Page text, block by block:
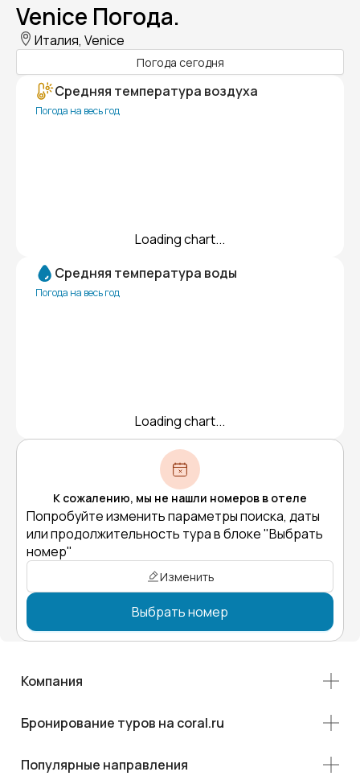
Venice Погода.
Италия, Venice
Погода сегодня
Средняя температура воздуха
Погода на весь год
Loading chart...
Средняя температура воды
Погода на весь год
Loading chart...
К сожалению, мы не нашли номеров в отеле
Попробуйте изменить параметры поиска, даты
или продолжительность тура в блоке "Выбрать
номер"
Изменить
Выбрать номер
Компания
Бронирование туров на coral.ru
Популярные направления